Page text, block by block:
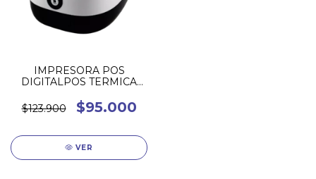
IMPRESORA POS
DIGITALPOS TERMICA
ish58-bt
$123.900 $95.000
VER